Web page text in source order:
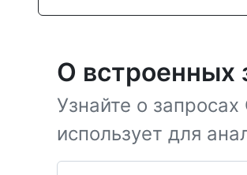
О встроенных
Узнайте о
использует для